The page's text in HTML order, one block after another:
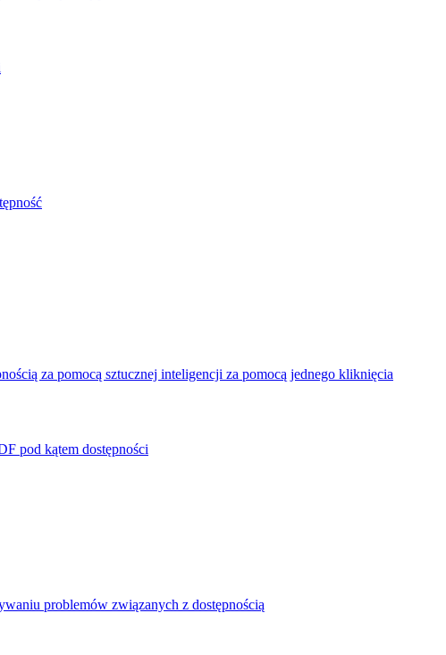
za pomocą sztucznej inteligencji za pomocą jednego kliknięcia
pod kątem dostępności
problemów związanych z dostępnością